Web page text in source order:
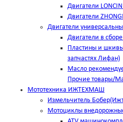
Двигатели
Двигатели
Двигатели
Двигатели в сборе
Пластины и
запчастях Лифан)
Масло
Прочие товары/
Мототехника ИЖТЕХМАШ
Измельчитель
Мотоциклы